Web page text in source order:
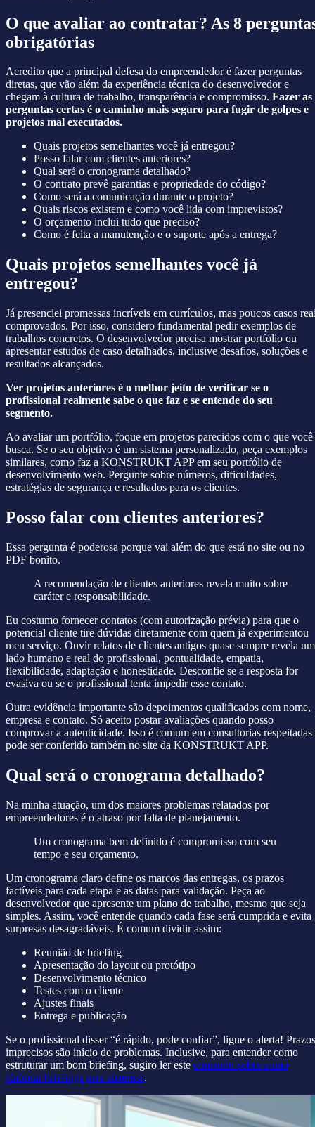
O que avaliar ao contratar? As 8
obrigatórias
Acredito que a principal defesa do empreendedor é fazer perguntas
diretas, que vão além da experiência técnica do desenvolvedor e
chegam à cultura de trabalho, transparência e compromisso. Fazer as
perguntas certas é o caminho mais seguro para fugir de golpes e
projetos mal executados.
Quais projetos semelhantes você já entregou?
Posso falar com clientes anteriores?
Qual será o cronograma detalhado?
O contrato prevê garantias e propriedade do código?
Como será a comunicação durante o projeto?
Quais riscos existem e como você lida com imprevistos?
O orçamento inclui tudo que preciso?
Como é feita a manutenção e o suporte após a entrega?
Quais projetos semelhantes você já
entregou?
Já presenciei promessas incríveis em currículos, mas poucos casos
comprovados. Por isso, considero fundamental pedir exemplos de
trabalhos concretos. O desenvolvedor precisa mostrar portfólio ou
apresentar estudos de caso detalhados, inclusive desafios, soluções e
resultados alcançados.
Ver projetos anteriores é o melhor jeito de verificar se o
profissional realmente sabe o que faz e se entende do seu
segmento.
Ao avaliar um portfólio, foque em projetos parecidos com o que você
busca. Se o seu objetivo é um sistema personalizado, peça exemplos
similares, como faz a KONSTRUKT APP em seu portfólio de
desenvolvimento web. Pergunte sobre números, dificuldades,
estratégias de segurança e resultados para os clientes.
Posso falar com clientes anteriores?
Essa pergunta é poderosa porque vai além do que está no site ou no
PDF bonito.
A recomendação de clientes anteriores revela muito sobre
caráter e responsabilidade.
Eu costumo fornecer contatos (com autorização prévia) para que o
potencial cliente tire dúvidas diretamente com quem já experimentou
meu serviço. Ouvir relatos de clientes antigos quase sempre revela um
lado humano e real do profissional, pontualidade, empatia,
flexibilidade, adaptação e honestidade. Desconfie se a resposta for
evasiva ou se o profissional tenta impedir esse contato.
Outra evidência importante são depoimentos qualificados com nome,
empresa e contato. Só aceito postar avaliações quando posso
comprovar a autenticidade. Isso é comum em consultorias respeitadas
pode ser conferido também no site da KONSTRUKT APP.
Qual será o cronograma detalhado?
Na minha atuação, um dos maiores problemas relatados por
empreendedores é o atraso por falta de planejamento.
Um cronograma bem definido é compromisso com seu
tempo e seu orçamento.
Um cronograma claro define os marcos das entregas, os prazos
factíveis para cada etapa e as datas para validação. Peça ao
desenvolvedor que apresente um plano de trabalho, mesmo que seja
simples. Assim, você entende quando cada fase será cumprida e evita
surpresas desagradáveis. É comum dividir assim:
Reunião de briefing
Apresentação do layout ou protótipo
Desenvolvimento técnico
Testes com o cliente
Ajustes finais
Entrega e publicação
Se o profissional disser “é rápido, pode confiar”, ligue o alerta! Prazos
imprecisos são início de problemas. Inclusive, para entender como
estruturar um bom briefing, sugiro ler este conteúdo sobre como
elaborar briefings para sistemas.